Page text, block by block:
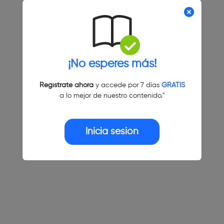
¡No esperes más!
Regístrate ahoray accede por 7 días GRATIS
a lo mejor de nuestro contenido."
Inicia sesión